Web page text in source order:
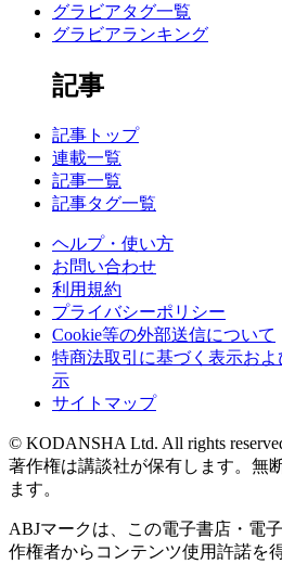
グラビアタグ一覧
グラビアランキング
記事
記事トップ
連載一覧
記事一覧
記事タグ一覧
ヘルプ・使い方
お問い合わせ
利用規約
プライバシーポリシー
Cookie等の外部送信について
特商法取引に基づく表示お
示
サイトマップ
© KODANSHA Ltd. All rights
著作権は講談社が保有します。無
ます。
ABJマークは、この電子書店・電
作権者からコンテンツ使用許諾を